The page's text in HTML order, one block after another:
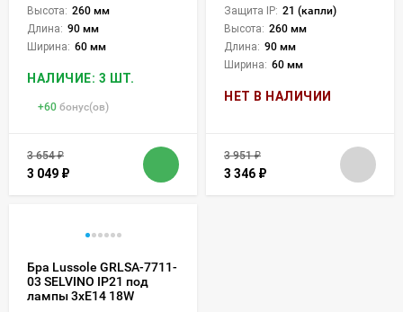
Высота: 260 мм
Длина: 90 мм
Ширина: 60 мм
НАЛИЧИЕ: 3 ШТ.
+60 бонус(ов)
3 654₽
3 049 ₽
Защита IP: 21 (капли)
Высота: 260 мм
Длина: 90 мм
Ширина: 60 мм
НЕТ В НАЛИЧИИ
3 951₽
3 346 ₽
Бра Lussole GRLSA-7711-
03 SELVINO IP21 под
лампы 3xE14 18W